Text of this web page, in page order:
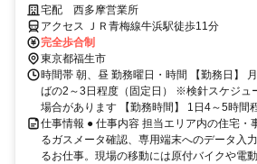
にピッタリ！
宅配 西多摩営業所
アクセス ＪＲ青梅線牛浜駅徒歩11分
完全歩合制
東京都福生市
時間帯 朝、昼 勤務曜日・時間 【勤務日】
ばの2～3日程度（固定日） ※検針スケジュ
場合があります 【勤務時間】 1日4～5時間
仕事情報 ● 仕事内容 担当エリア内の住宅・
るガスメータ確認、専用端末へのデータ入
るお仕事。現場の移動には原付バイクや電